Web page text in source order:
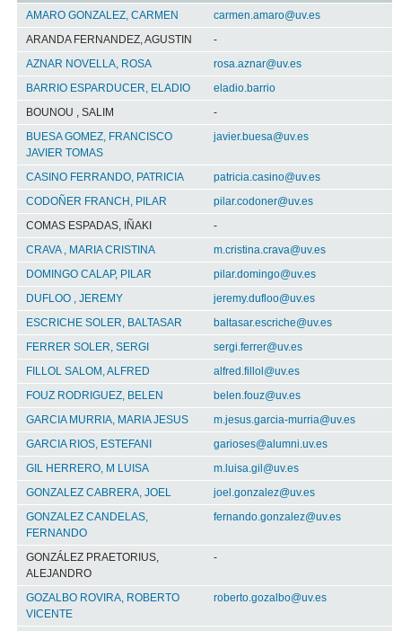
AMARO GONZALEZ, CARMEN
carmen.amaro@uv.es
ARANDA FERNANDEZ, AGUSTIN
-
AZNAR NOVELLA, ROSA
rosa.aznar@uv.es
BARRIO ESPARDUCER, ELADIO
eladio.barrio
BOUNOU , SALIM
-
BUESA GOMEZ, FRANCISCO
JAVIER TOMAS
javier.buesa@uv.es
CASINO FERRANDO, PATRICIA
patricia.casino@uv.es
CODOÑER FRANCH, PILAR
pilar.codoner@uv.es
COMAS ESPADAS, IÑAKI
-
CRAVA , MARIA CRISTINA
m.cristina.crava@uv.es
DOMINGO CALAP, PILAR
pilar.domingo@uv.es
DUFLOO , JEREMY
jeremy.dufloo@uv.es
ESCRICHE SOLER, BALTASAR
baltasar.escriche@uv.es
FERRER SOLER, SERGI
sergi.ferrer@uv.es
FILLOL SALOM, ALFRED
alfred.fillol@uv.es
FOUZ RODRIGUEZ, BELEN
belen.fouz@uv.es
GARCIA MURRIA, MARIA JESUS
m.jesus.garcia-murria@uv.es
GARCIA RIOS, ESTEFANI
garioses@alumni.uv.es
GIL HERRERO, M LUISA
m.luisa.gil@uv.es
GONZALEZ CABRERA, JOEL
joel.gonzalez@uv.es
GONZALEZ CANDELAS,
FERNANDO
fernando.gonzalez@uv.es
GONZÁLEZ PRAETORIUS,
ALEJANDRO
-
GOZALBO ROVIRA, ROBERTO
VICENTE
roberto.gozalbo@uv.es